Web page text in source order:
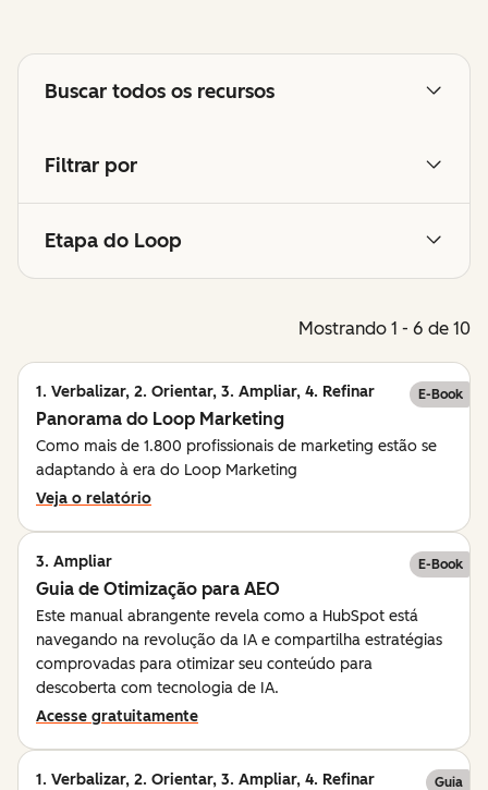
Buscar todos os recursos
Filtrar por
Etapa do Loop
Mostrando 1 - 6 de 10
1. Verbalizar, 2. Orientar, 3. Ampliar, 4. Refinar E-Book
Panorama do Loop Marketing
Como mais de 1.800 profissionais de marketing estão se
adaptando à era do Loop Marketing
Veja o relatório
3. Ampliar E-Book
Guia de Otimização para AEO
Este manual abrangente revela como a HubSpot está
navegando na revolução da IA e compartilha estratégias
comprovadas para otimizar seu conteúdo para
descoberta com tecnologia de IA.
Acesse gratuitamente
1. Verbalizar, 2. Orientar, 3. Ampliar, 4. Refinar Guia